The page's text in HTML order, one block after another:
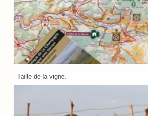
Taille de la vigne.